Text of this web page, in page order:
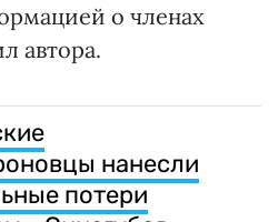
о членах
автора.
нанесли
потери